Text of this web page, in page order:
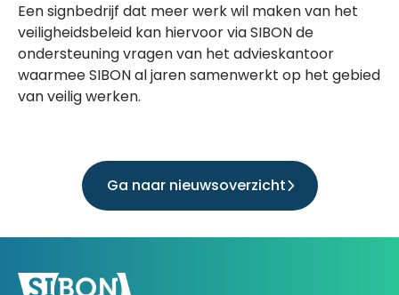
Een signbedrijf dat meer werk wil maken van het
veiligheidsbeleid kan hiervoor via SIBON de
ondersteuning vragen van het advieskantoor
waarmee SIBON al jaren samenwerkt op het gebied
van veilig werken.
Ga naar nieuwsoverzicht